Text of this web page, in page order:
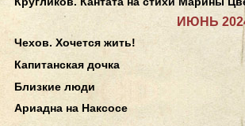
ИЮНЬ
Чехов. Хочется жить!
Капитанская дочка
Близкие люди
Ариадна на Наксосе